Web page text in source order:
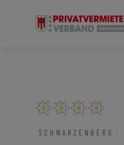
SCHWARZENBERG